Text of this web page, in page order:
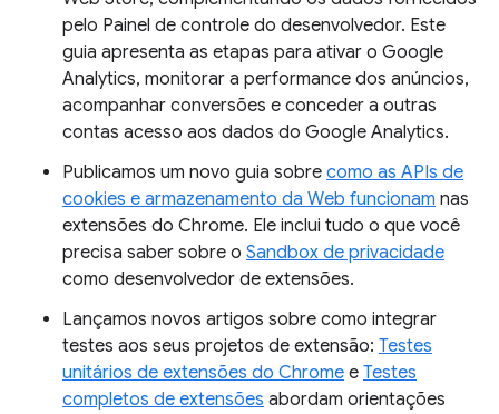
pelo Painel de controle do desenvolvedor. Este
guia apresenta as etapas para ativar o Google
Analytics, monitorar a performance dos anúncios,
acompanhar conversões e conceder a outras
contas acesso aos dados do Google Analytics.
Publicamos um novo guia sobre como as APIs de
cookies e armazenamento da Web funcionam nas
extensões do Chrome. Ele inclui tudo o que você
precisa saber sobre o Sandbox de privacidade
como desenvolvedor de extensões.
Lançamos novos artigos sobre como integrar
testes aos seus projetos de extensão: Testes
unitários de extensões do Chrome e Testes
completos de extensões abordam orientações